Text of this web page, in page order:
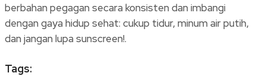
berbahan pegagan secara konsisten dan imbangi
dengan gaya hidup sehat: cukup tidur, minum air putih,
dan jangan lupa sunscreen!.
Tags: